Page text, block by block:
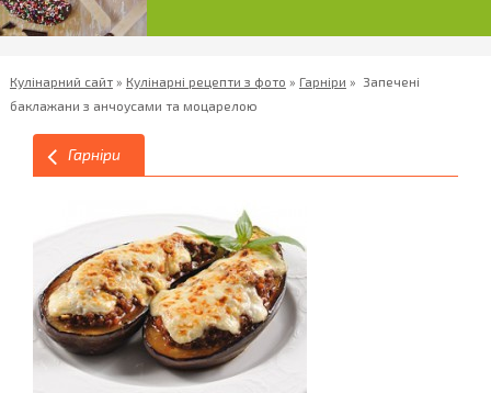
Кулінарний сайт» Кулінарні рецепти з фото » Гарніри » Запечені
баклажани з анчоусами та моцарелою
Гарніри